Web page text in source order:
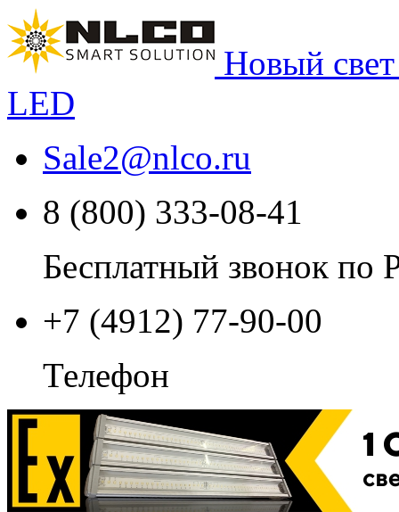
Новый
LED
Sale2@nlco.ru
8 (800) 333-08-41
Бесплатный звонок по
+7 (4912) 77-90-00
Телефон